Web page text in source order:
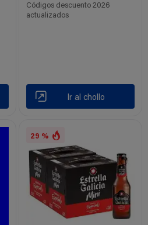
Códigos descuento 2026
actualizados
Ir al chollo
29 %